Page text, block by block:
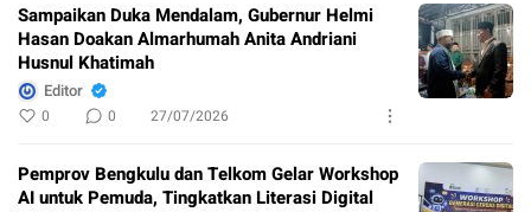
Sampaikan Duka Mendalam, Gubernur Helmi
Hasan Doakan Almarhumah Anita Andriani
Husnul Khatimah
Editor
0 0 27/07/2026
Pemprov Bengkulu dan Telkom Gelar Workshop
AI untuk Pemuda, Tingkatkan Literasi Digital